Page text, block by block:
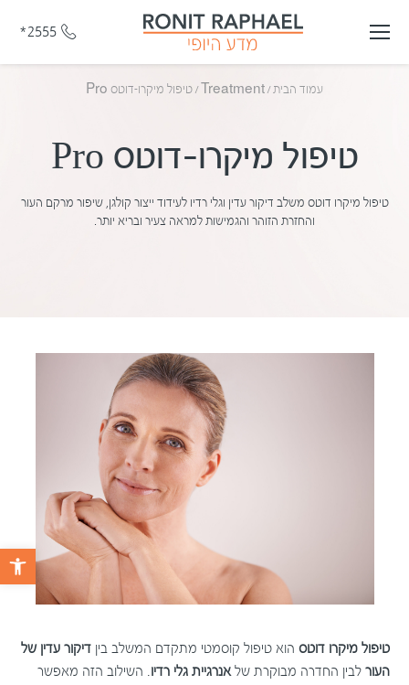
*2555
עמוד הבית /
Treatment
/ טיפול מיקרו-דוטס Pro
טיפול מיקרו-דוטס Pro
טיפול מיקרו דוטס משלב דיקור עדין וגלי רדיו לעידוד ייצור קולגן, שיפור מרקם העור
והחזרת הזוהר והגמישות למראה צעיר ובריא יותר.
טיפול מיקרו דוטס הוא טיפול קוסמטי מתקדם המשלב בין דיקור עדין של
העור לבין החדרה מבוקרת שלאנרגיית גלי רדיו. השילוב הזה מאפשר